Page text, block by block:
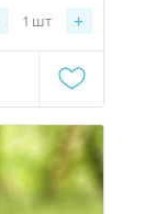
+
1 шт